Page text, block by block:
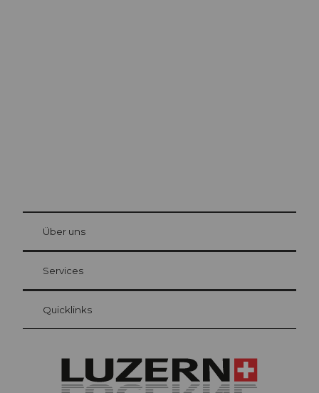
Gästekarte Luzern
Ihre Vorteile als Übernachtungsgast
at Bre
Über uns
Services
Quicklinks